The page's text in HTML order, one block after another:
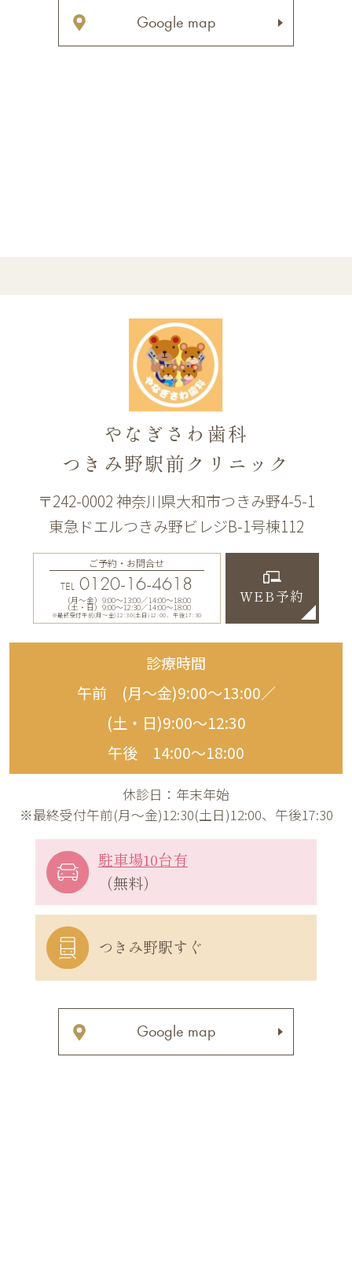
Google map
やなぎさわ歯科
つきみ野駅前クリニック
〒242-0002 神奈川県大和市つきみ野4-5-1
東急ドエルつきみ野ビレジB-1号棟112
ご予約・お問合せ
TEL 0120-16-4618
（月〜金）9:00〜13:00／14:00〜18:00
（土・日）9:00〜12:30／14:00〜18:00
※最終受付午前(月～金)12:30(土日)12:00、午後17:30
WEB予約
診療時間
午前 (月〜金)9:00〜13:00／
(土・日)9:00〜12:30
午後 14:00〜18:00
休診日：年末年始
※最終受付午前(月～金)12:30(土日)12:00、午後17:30
駐車場10台有
（無料）
つきみ野駅すぐ
Google map